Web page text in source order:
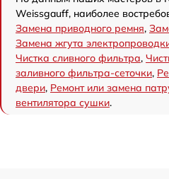
Weissgauff, наиболее
Замена приводного ремня,
Замена жгута
Чистка сливного фильтра,
заливного фильтра-сеточки,
двери, Ремонт или замена
вентилятора сушки.